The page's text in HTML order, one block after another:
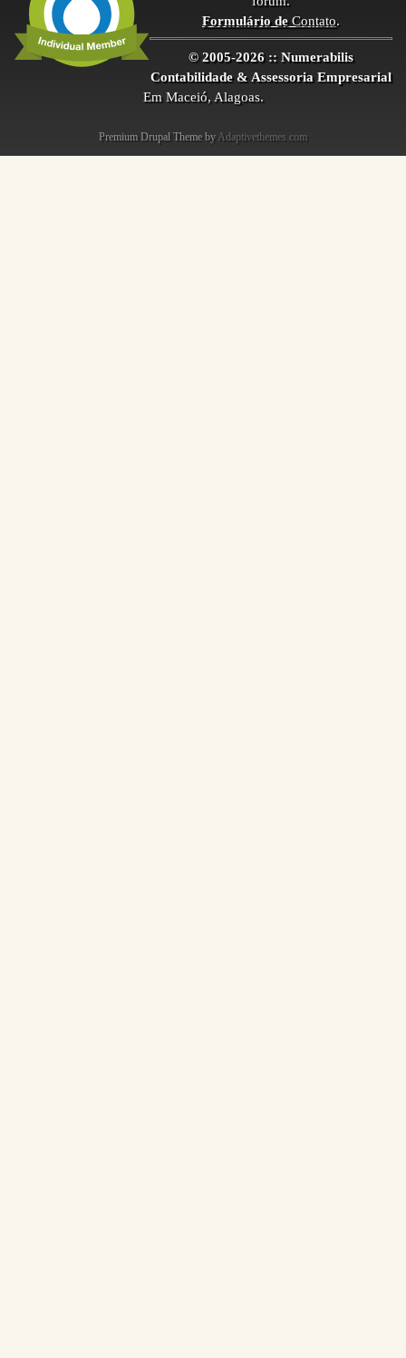
Formulário deContato.
© 2005-2026 :: Numerabilis
Contabilidade & Assessoria Empresarial
Em Maceió, Alagoas.
Premium Drupal Theme by Adaptivethemes.com